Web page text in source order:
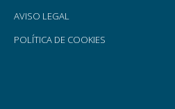
AVISO LEGAL
POLÍTICA DE COOKIES